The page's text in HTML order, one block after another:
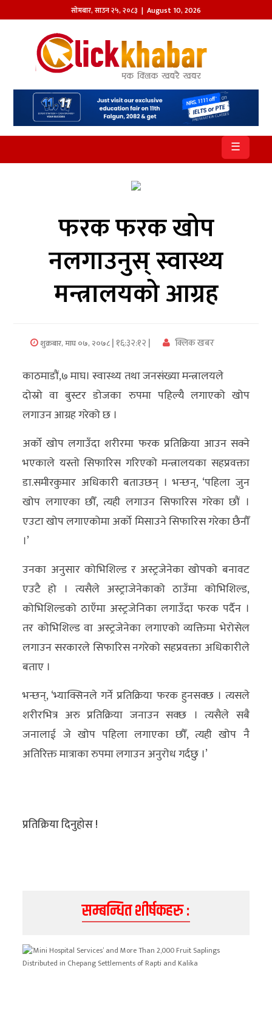
सोमबार,साउन२५,२०८३ | August 10, 2026
होमपेज
समाज
प्रदेश
आजको
अन्तर्राष्ट्रिय
मनाेरञ्जन
विज्ञान
प्रविधि
अन्तरर्वार्ता
विचार/
ब्लग
खेलकुद
रोचक
क्लिक
खबर
विशेष
राशिफल
ग्यालरी
भिडियो
☰
फरक फरक खोप
नलगाउनुस् स्वास्थ्य
मन्त्रालयको आग्रह
शुक्रबार, माघ ०७, २०७८| १६:३२:१२ | क्लिक खबर
काठमाडौं,७ माघ। स्वास्थ्य तथा जनसंख्या मन्त्रालयले
दोस्रो वा बुस्टर डोजका रुपमा पहिल्यै लगाएको खोप
लगाउन आग्रह गरेको छ ।
अर्को खोप लगाउँदा शरीरमा फरक प्रतिक्रिया आउन सक्ने
भएकाले यस्तो सिफारिस गरिएको मन्त्रालयका सहप्रवक्ता
डा.समीरकुमार अधिकारी बताउछन् । भन्छन्, ‘पहिला जुन
खोप लगाएका छौँ, त्यही लगाउन सिफारिस गरेका छौं ।
एउटा खोप लगाएकोमा अर्को मिसाउने सिफारिस गरेका छैनौँ
।’
उनका अनुसार कोभिशिल्ड र अस्ट्रजेनेका खोपको बनावट
एउटै हो । त्यसैले अस्ट्राजेनेकाको ठाउँमा कोभिशिल्ड,
कोभिशिल्डको ठाएँमा अस्ट्रजेनिका लगाउँदा फरक पर्दैन ।
तर कोभिशिल्ड वा अस्ट्रजेनेका लगाएको व्यक्तिमा भेरोसेल
लगाउन सरकारले सिफारिस नगरेको सहप्रवक्ता अधिकारीले
बताए ।
भन्छन्, ‘भ्याक्सिनले गर्ने प्रतिक्रिया फरक हुनसक्छ । त्यसले
शरीरभित्र अरु प्रतिक्रिया जनाउन सक्छ । त्यसैले सबै
जनालाई जे खोप पहिला लगाएका छौँ, त्यही खोप नै
अतिरिक्त मात्राका रुपमा लगाउन अनुरोध गर्दछु ।’
प्रतिक्रिया दिनुहोस !
सम्बन्धित शीर्षकहरु :